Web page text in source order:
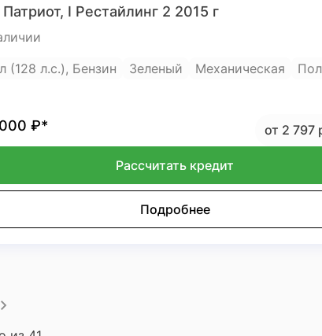
I Рестайлинг 2 2015 г
(128 л.с.), Бензин
Зеленый Механическая
₽* от 2 797
Рассчитать кредит
Подробнее